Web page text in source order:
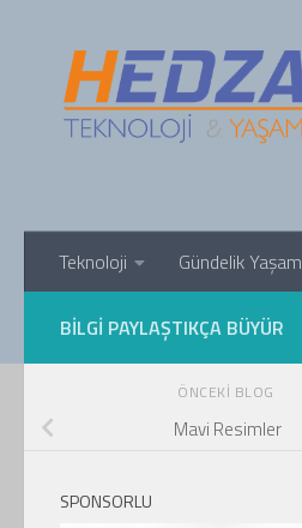
Teknoloji Gündelik Yaşam
BILGI PAYLAŞTIKÇA BÜYÜR
ÖNCEKI BLOG
Mavi Resimler
SPONSORLU